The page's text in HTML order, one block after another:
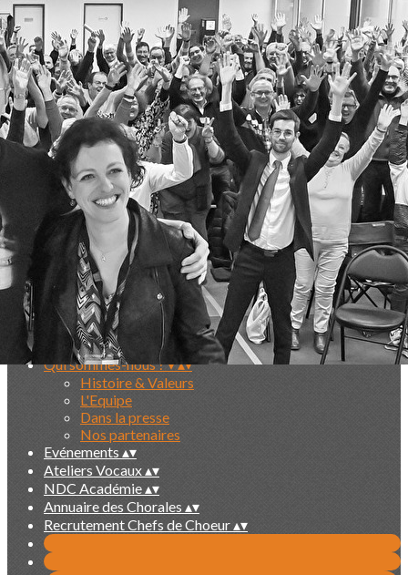
Exporter les lignes sélectionnées
Exporter toutes les colonnes
Exporter uniquement les colonnes affichées
Menu
<
>
Histoire & Valeurs
L'Equipe
Dans la presse
Nos partenaires
Ajoutez un logo, un bouton, des réseaux sociaux
Cliquez pour éditer
Normands de Chœur
Qui sommes-nous ? ▾▴▾
Histoire & Valeurs
L'Equipe
Dans la presse
Nos partenaires
Evénements ▴▾
Ateliers Vocaux▴▾
NDC Académie▴▾
Annuaire des Chorales ▴▾
Recrutement Chefs de Choeur▴▾